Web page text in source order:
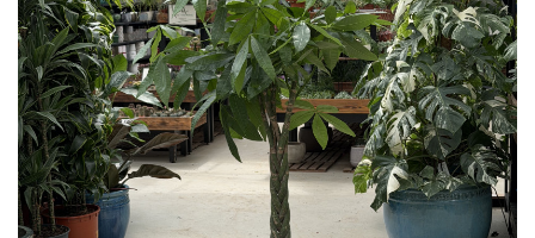
dla każdego, kto zajmuje się aranżacją wnętrz. Na
przykład cienkie i długie do 50 cm pędy Rhipsalisa, będą
łagodnie spływać po gładkiej powierzchni mebli.
Dziesiątki zawieszonych w powietrzu miniaturowych
Zielistek wytworzy zawieszona pod sufitem roślina
matka. Wiotkie poskręcane pędy, wypuszczające listki
składające się z setek delikatnych igiełek, charakteryzują
Asparagusa. Te rośliny dla kota i wiele innych, które
znajdziecie poniżej, na pewno są w stanie zaczarować
każde wnętrze.